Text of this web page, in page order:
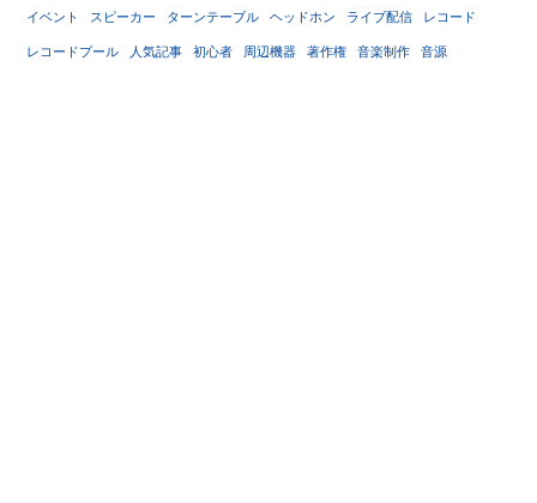
イベント スピーカー ターンテーブル ヘッドホン ライブ配信 レコード
レコードプール 人気記事 初心者 周辺機器 著作権 音楽制作 音源